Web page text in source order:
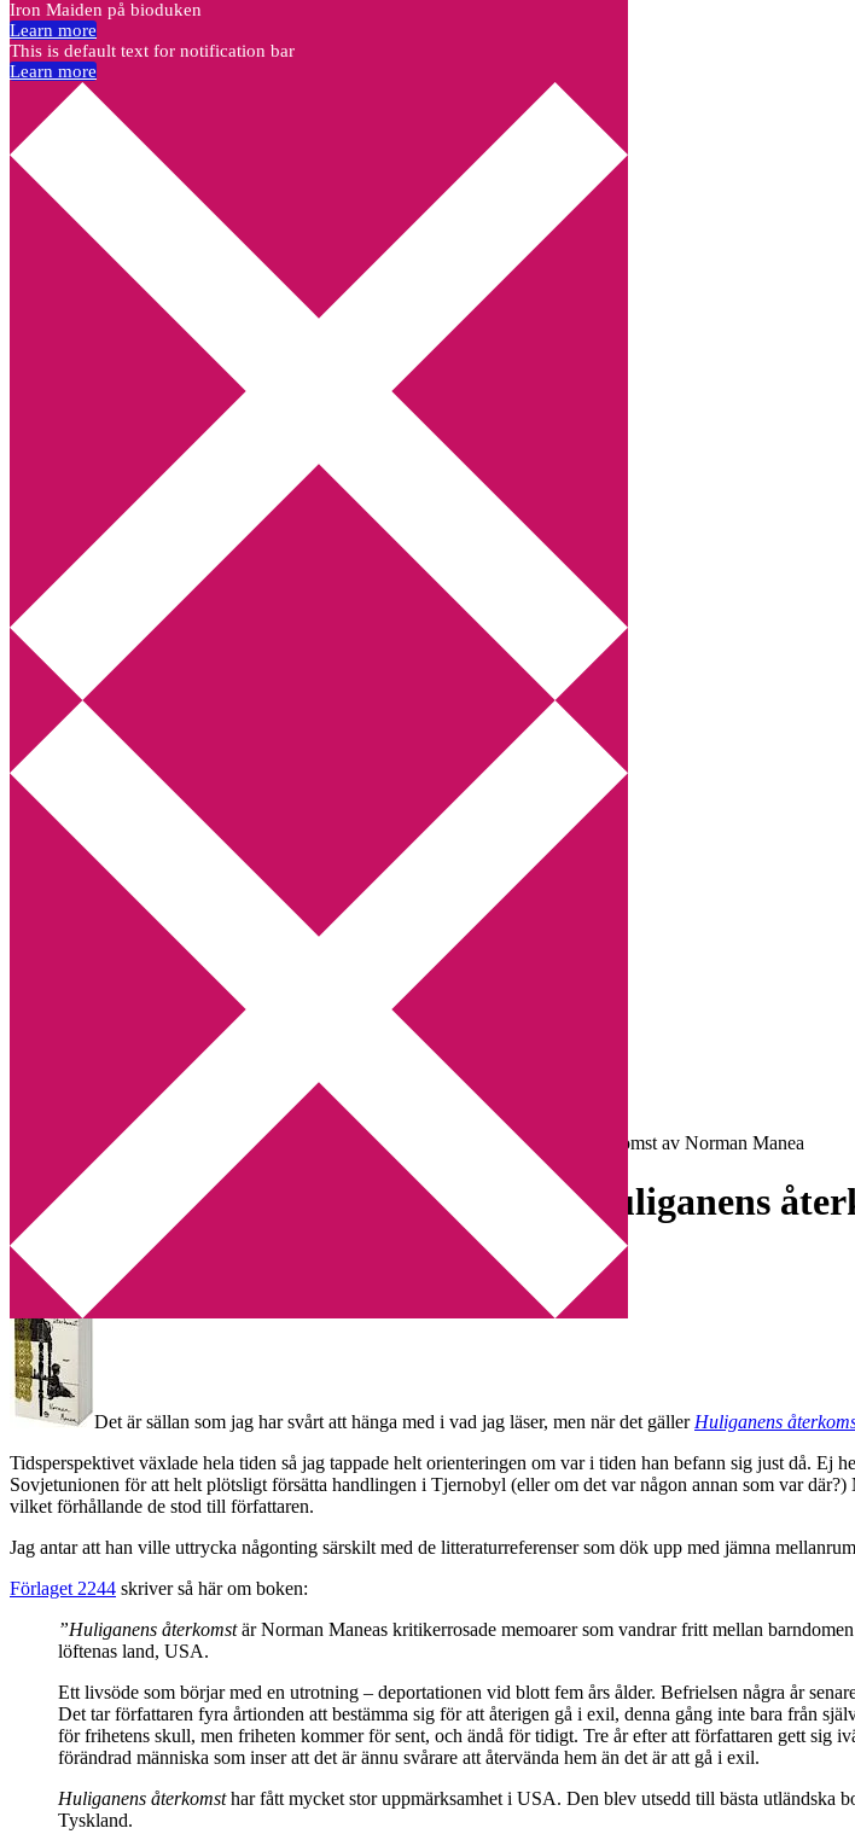
Annikas litteratur- och kulturblogg
Deckare, kriminalromaner, thrillers
Hem
Boktolva
Författarfemman
Kontakt
Webbshop Amazon
Utskriftscentralen
Min tv-blogg
You are here:Home Tyvärr förstod jag mig inte alls på Huliganens återkomst av Norman Manea
Tyvärr förstod jag mig inte alls på Huliganens
2012-08-23 Annika
Det är sällan som jag har svårt att hänga med i vad jag läser, men när det gäller Huliganens
Tidsperspektivet växlade hela tiden så jag tappade helt orienteringen om var i tiden han befann sig just då. Ej
Sovjetunionen för att helt plötsligt försätta handlingen i Tjernobyl (eller om det var någon annan som var
vilket förhållande de stod till författaren.
Jag antar att han ville uttrycka någonting särskilt med de litteraturreferenser som dök upp med jämna
Förlaget 2244 skriver så här om boken:
”Huliganens återkomstär Norman Maneas kritikerrosade memoarer som vandrar fritt mellan
löftenas land, USA.
Ett livsöde som börjar med en utrotning – deportationen vid blott fem års ålder. Befrielsen några år
Det tar författaren fyra årtionden att bestämma sig för att återigen gå i exil, denna gång inte bara från
för frihetens skull, men friheten kommer för sent, och ändå för tidigt. Tre år efter att författaren gett sig
förändrad människa som inser att det är ännu svårare att återvända hem än det är att gå i exil.
Huliganens återkomsthar fått mycket stor uppmärksamhet i USA. Den blev utsedd till bästa utländska
Tyskland.
Iron Maiden på bioduken
Learn more
This is default text for notification bar
Learn more